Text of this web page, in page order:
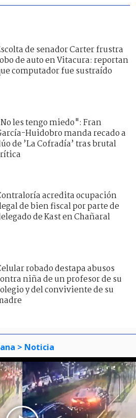
de senador Carter frustra
de auto en Vitacura: reportan
computador fue sustraído
les tengo miedo": Fran
Huidobro manda recado a
de ’La Cofradía’ tras brutal
acredita ocupación
de bien fiscal por parte de
de Kast en Chañaral
robado destapa abusos
niña de un profesor de su
y del conviviente de su
> Noticia